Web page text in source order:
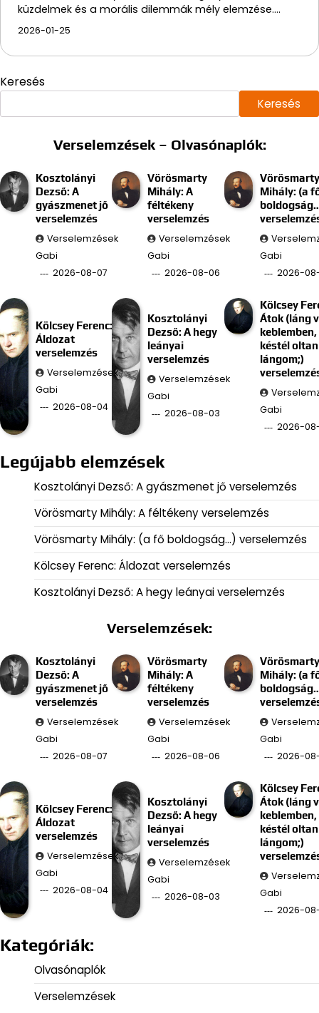
küzdelmek és a morális dilemmák mély elemzése.…
2026-01-25
Keresés
Keresés
Verselemzések – Olvasónaplók:
Kosztolányi
Dezső: A
gyászmenet jő
verselemzés
Verselemzések
Gabi
2026-08-07
Vörösmarty
Mihály: A
féltékeny
verselemzés
Verselemzések
Gabi
2026-08-06
Vörösmarty
Mihály: (a
Gabi
2026-
Kölcsey Ferenc:
Áldozat
verselemzés
Verselemzések
Gabi
2026-08-04
Kosztolányi
Dezső: A hegy
leányai
verselemzés
Verselemzések
Gabi
2026-08-03
Kölcsey
Átok (láng
keblemben,
késtél
lángom;)
Gabi
2026-
Legújabb elemzések
Kosztolányi Dezső: A gyászmenet jő verselemzés
Vörösmarty Mihály: A féltékeny verselemzés
Vörösmarty Mihály: (a fő boldogság…) verselemzés
Kölcsey Ferenc: Áldozat verselemzés
Kosztolányi Dezső: A hegy leányai verselemzés
Verselemzések:
Kosztolányi
Dezső: A
gyászmenet jő
verselemzés
Verselemzések
Gabi
2026-08-07
Vörösmarty
Mihály: A
féltékeny
verselemzés
Verselemzések
Gabi
2026-08-06
Vörösmarty
Mihály: (a
Gabi
2026-
Kölcsey Ferenc:
Áldozat
verselemzés
Verselemzések
Gabi
2026-08-04
Kosztolányi
Dezső: A hegy
leányai
verselemzés
Verselemzések
Gabi
2026-08-03
Kölcsey
Átok (láng
keblemben,
késtél
lángom;)
Gabi
2026-
Kategóriák:
Olvasónaplók
Verselemzések